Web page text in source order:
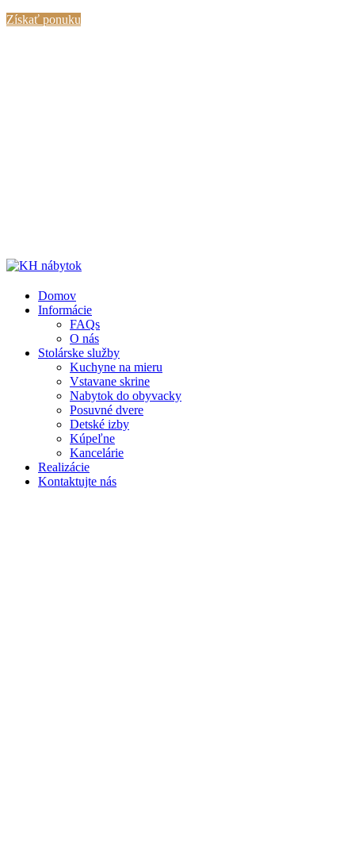
Získať ponuku
Domov
Informácie
FAQs
O nás
Stolárske služby
Kuchyne na mieru
Vstavane skrine
Nabytok do obyvacky
Posuvné dvere
Detské izby
Kúpeľne
Kancelárie
Realizácie
Kontaktujte nás